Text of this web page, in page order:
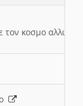
τον κοσμο αλλων